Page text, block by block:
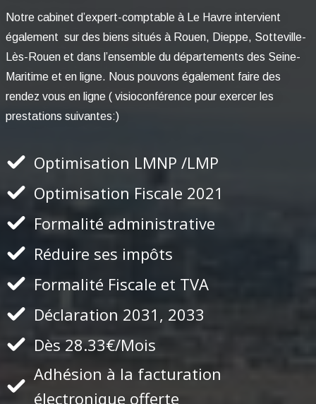
Notre cabinet d’expert-comptable à Le Havre intervient
également sur des biens situés à Rouen, Dieppe, Sotteville-
Lès-Rouen et dans l’ensemble du départements des Seine-
Maritime et en ligne. Nous pouvons également faire des
rendez vous en ligne ( visioconférence pour exercer les
prestations suivantes:)
Optimisation LMNP /LMP
Optimisation Fiscale 2021
Formalité administrative
Réduire ses impôts
Formalité Fiscale et TVA
Déclaration 2031, 2033
Dès 28.33€/Mois
Adhésion à la facturation
électronique offerte